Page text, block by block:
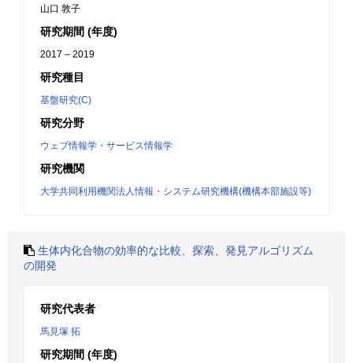
山口 敦子
研究期間 (年度)
2017 – 2019
研究種目
基盤研究(C)
研究分野
ウェブ情報学・サービス情報学
研究機関
大学共同利用機関法人情報・システム研究機構(機構本部施設等)
生体内化合物の効率的な比較、探索、発見アルゴリズム
の開発
研究代表者
馬見塚 拓
研究期間 (年度)